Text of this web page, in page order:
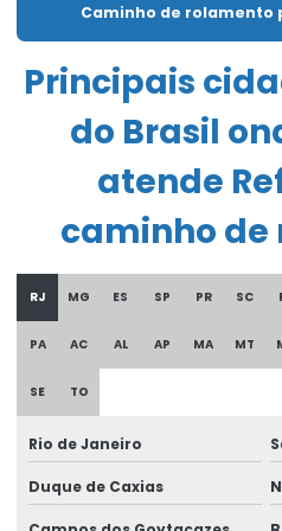
Chave fim de curso para ponte
Compra De Carro Talha
Comprar Talha Fixa Aço Carbono
Comprar Talha Nova Para
Controle remoto para ponte
Cortina de cabo ponte rolante
Curso De Reciclagem Para
Discos de freios ponte rolante
Distribuidor autorizado swf
Empresa especializada em
Caminho de rolamento
Principais
do Brasil
atende
caminho
RJ MG ES SP PR SC
PA AC AL AP MA MT
SE TO
Rio de Janeiro
Duque de Caxias